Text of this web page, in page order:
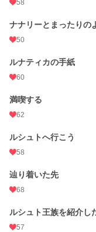
58
ナナリーとまったりの
50
ルナティカの手紙
60
満喫する
62
ルシュトへ行こう
58
辿り着いた先
68
ルシュト王族を紹介し
57